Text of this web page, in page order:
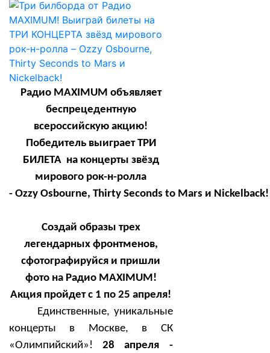
Радио MAXIMUM объявляет
беспрецедентную
всероссийскую акцию!
Победитель выиграет ТРИ
БИЛЕТА на концерты звёзд
мирового рок-н-ролла
- Ozzy Osbourne, Thirty Seconds to Mars и Nickelback!
Создай образы трех
легендарных фронтменов,
сфотографируйся и пришли
фото на Радио MAXIMUM!
Акция пройдет с 1 по 25 апреля!
Единственные, уникальные
концерты в Москве, в СК
«Олимпийский»!28 апреля -